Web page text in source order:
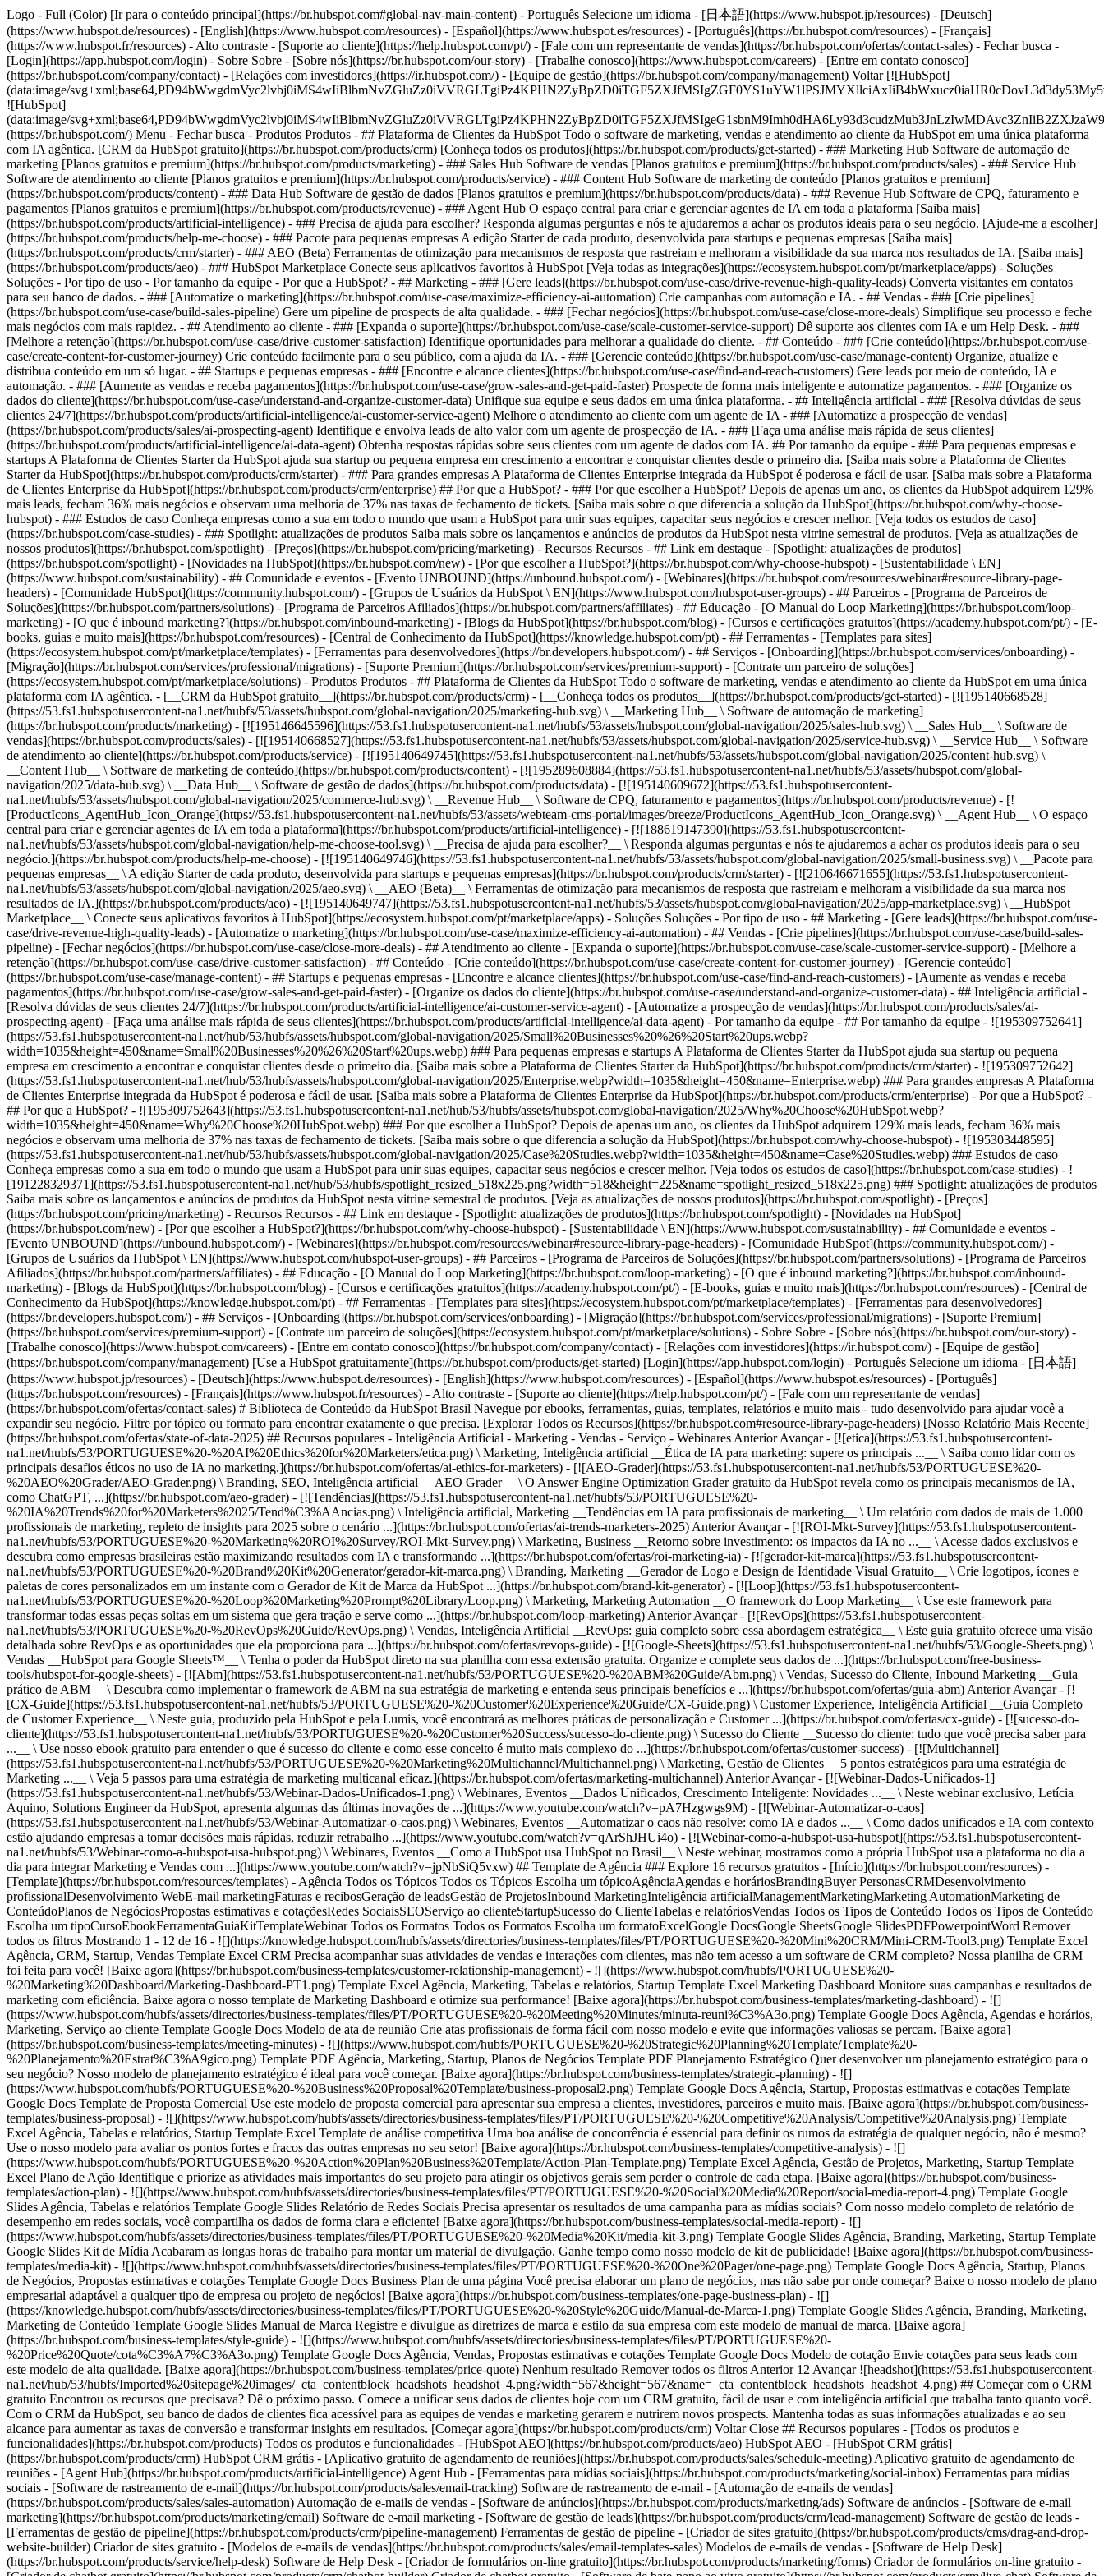
Logo - Full (Color) [Ir para o conteúdo principal](https://br.hubspot.com#global-nav-main-content) - Português Selecione um idioma - [日本語](https://www.hubspot.jp/resources) - [Deutsch]
(https://www.hubspot.de/resources) - [English](https://www.hubspot.com/resources) - [Español](https://www.hubspot.es/resources) - [Português](https://br.hubspot.com/resources) - [Français]
(https://www.hubspot.fr/resources) - Alto contraste - [Suporte ao cliente](https://help.hubspot.com/pt/) - [Fale com um representante de vendas](https://br.hubspot.com/ofertas/contact-sales) - Fechar busca -
[Login](https://app.hubspot.com/login) - Sobre Sobre - [Sobre nós](https://br.hubspot.com/our-story) - [Trabalhe conosco](https://www.hubspot.com/careers) - [Entre em contato conosco]
(https://br.hubspot.com/company/contact) - [Relações com investidores](https://ir.hubspot.com/) - [Equipe de gestão](https://br.hubspot.com/company/management) Voltar [![HubSpot]
(data:image/
![HubSpot]
(data:image/
(https://br.hubspot.com/) Menu - Fechar busca - Produtos Produtos - ## Plataforma de Clientes da HubSpot Todo o software de marketing, vendas e atendimento ao cliente da HubSpot em uma única plataforma
com IA agêntica. [CRM da HubSpot gratuito](https://br.hubspot.com/products/crm) [Conheça todos os produtos](https://br.hubspot.com/products/get-started) - ### Marketing Hub Software de automação de
marketing [Planos gratuitos e premium](https://br.hubspot.com/products/marketing) - ### Sales Hub Software de vendas [Planos gratuitos e premium](https://br.hubspot.com/products/sales) - ### Service Hub
Software de atendimento ao cliente [Planos gratuitos e premium](https://br.hubspot.com/products/service) - ### Content Hub Software de marketing de conteúdo [Planos gratuitos e premium]
(https://br.hubspot.com/products/content) - ### Data Hub Software de gestão de dados [Planos gratuitos e premium](https://br.hubspot.com/products/data) - ### Revenue Hub Software de CPQ, faturamento e
pagamentos [Planos gratuitos e premium](https://br.hubspot.com/products/revenue) - ### Agent Hub O espaço central para criar e gerenciar agentes de IA em toda a plataforma [Saiba mais]
(https://br.hubspot.com/products/artificial-intelligence) - ### Precisa de ajuda para escolher? Responda algumas perguntas e nós te ajudaremos a achar os produtos ideais para o seu negócio. [Ajude-me a escolher]
(https://br.hubspot.com/products/help-me-choose) - ### Pacote para pequenas empresas A edição Starter de cada produto, desenvolvida para startups e pequenas empresas [Saiba mais]
(https://br.hubspot.com/products/crm/starter) - ### AEO (Beta) Ferramentas de otimização para mecanismos de resposta que rastreiam e melhoram a visibilidade da sua marca nos resultados de IA. [Saiba mais]
(https://br.hubspot.com/products/aeo) - ### HubSpot Marketplace Conecte seus aplicativos favoritos à HubSpot [Veja todas as integrações](https://ecosystem.hubspot.com/pt/marketplace/apps) - Soluções
Soluções - Por tipo de uso - Por tamanho da equipe - Por que a HubSpot? - ## Marketing - ### [Gere leads](https://br.hubspot.com/use-case/drive-revenue-high-quality-leads) Converta visitantes em contatos
para seu banco de dados. - ### [Automatize o marketing](https://br.hubspot.com/use-case/maximize-efficiency-ai-automation) Crie campanhas com automação e IA. - ## Vendas - ### [Crie pipelines]
(https://br.hubspot.com/use-case/build-sales-pipeline) Gere um pipeline de prospects de alta qualidade. - ### [Fechar negócios](https://br.hubspot.com/use-case/close-more-deals) Simplifique seu processo e feche
mais negócios com mais rapidez. - ## Atendimento ao cliente - ### [Expanda o suporte](https://br.hubspot.com/use-case/scale-customer-service-support) Dê suporte aos clientes com IA e um Help Desk. - ###
[Melhore a retenção](https://br.hubspot.com/use-case/drive-customer-satisfaction) Identifique oportunidades para melhorar a qualidade do cliente. - ## Conteúdo - ### [Crie conteúdo](https://br.hubspot.com/use-
case/create-content-for-customer-journey) Crie conteúdo facilmente para o seu público, com a ajuda da IA. - ### [Gerencie conteúdo](https://br.hubspot.com/use-case/manage-content) Organize, atualize e
distribua conteúdo em um só lugar. - ## Startups e pequenas empresas - ### [Encontre e alcance clientes](https://br.hubspot.com/use-case/find-and-reach-customers) Gere leads por meio de conteúdo, IA e
automação. - ### [Aumente as vendas e receba pagamentos](https://br.hubspot.com/use-case/grow-sales-and-get-paid-faster) Prospecte de forma mais inteligente e automatize pagamentos. - ### [Organize os
dados do cliente](https://br.hubspot.com/use-case/understand-and-organize-customer-data) Unifique sua equipe e seus dados em uma única plataforma. - ## Inteligência artificial - ### [Resolva dúvidas de seus
clientes 24/7](https://br.hubspot.com/products/artificial-intelligence/ai-customer-service-agent) Melhore o atendimento ao cliente com um agente de IA - ### [Automatize a prospecção de vendas]
(https://br.hubspot.com/products/sales/ai-prospecting-agent) Identifique e envolva leads de alto valor com um agente de prospecção de IA. - ### [Faça uma análise mais rápida de seus clientes]
(https://br.hubspot.com/products/artificial-intelligence/ai-data-agent) Obtenha respostas rápidas sobre seus clientes com um agente de dados com IA. ## Por tamanho da equipe - ### Para pequenas empresas e
startups A Plataforma de Clientes Starter da HubSpot ajuda sua startup ou pequena empresa em crescimento a encontrar e conquistar clientes desde o primeiro dia. [Saiba mais sobre a Plataforma de Clientes
Starter da HubSpot](https://br.hubspot.com/products/crm/starter) - ### Para grandes empresas A Plataforma de Clientes Enterprise integrada da HubSpot é poderosa e fácil de usar. [Saiba mais sobre a Plataforma
de Clientes Enterprise da HubSpot](https://br.hubspot.com/products/crm/enterprise) ## Por que a HubSpot? - ### Por que escolher a HubSpot? Depois de apenas um ano, os clientes da HubSpot adquirem 129%
mais leads, fecham 36% mais negócios e observam uma melhoria de 37% nas taxas de fechamento de tickets. [Saiba mais sobre o que diferencia a solução da HubSpot](https://br.hubspot.com/why-choose-
hubspot) - ### Estudos de caso Conheça empresas como a sua em todo o mundo que usam a HubSpot para unir suas equipes, capacitar seus negócios e crescer melhor. [Veja todos os estudos de caso]
(https://br.hubspot.com/case-studies) - ### Spotlight: atualizações de produtos Saiba mais sobre os lançamentos e anúncios de produtos da HubSpot nesta vitrine semestral de produtos. [Veja as atualizações de
nossos produtos](https://br.hubspot.com/spotlight) - [Preços](https://br.hubspot.com/pricing/marketing) - Recursos Recursos - ## Link em destaque - [Spotlight: atualizações de produtos]
(https://br.hubspot.com/spotlight) - [Novidades na HubSpot](https://br.hubspot.com/new) - [Por que escolher a HubSpot?](https://br.hubspot.com/why-choose-hubspot) - [Sustentabilidade \ EN]
(https://www.hubspot.com/sustainability) - ## Comunidade e eventos - [Evento UNBOUND](https://unbound.hubspot.com/) - [Webinares](https://br.hubspot.com/resources/webinar#resource-library-page-
headers) - [Comunidade HubSpot](https://community.hubspot.com/) - [Grupos de Usuários da HubSpot \ EN](https://www.hubspot.com/hubspot-user-groups) - ## Parceiros - [Programa de Parceiros de
Soluções](https://br.hubspot.com/partners/solutions) - [Programa de Parceiros Afiliados](https://br.hubspot.com/partners/affiliates) - ## Educação - [O Manual do Loop Marketing](https://br.hubspot.com/loop-
marketing) - [O que é inbound marketing?](https://br.hubspot.com/inbound-marketing) - [Blogs da HubSpot](https://br.hubspot.com/blog) - [Cursos e certificações gratuitos](https://academy.hubspot.com/pt/) - [E-
books, guias e muito mais](https://br.hubspot.com/resources) - [Central de Conhecimento da HubSpot](https://knowledge.hubspot.com/pt) - ## Ferramentas - [Templates para sites]
(https://ecosystem.hubspot.com/pt/marketplace/templates) - [Ferramentas para desenvolvedores](https://br.developers.hubspot.com/) - ## Serviços - [Onboarding](https://br.hubspot.com/services/onboarding) -
[Migração](https://br.hubspot.com/services/professional/migrations) - [Suporte Premium](https://br.hubspot.com/services/premium-support) - [Contrate um parceiro de soluções]
(https://ecosystem.hubspot.com/pt/marketplace/solutions) - Produtos Produtos - ## Plataforma de Clientes da HubSpot Todo o software de marketing, vendas e atendimento ao cliente da HubSpot em uma única plataforma com IA agêntica. - [__CRM da HubSpot gratuito__](https://br.hubspot.com/products/crm) - [__Conheça todos os produtos__](https://br.hubspot.com/products/get-started) - [![195140668528](https://53.fs1.hubspotusercontent-na1.net/hubfs/53/assets/hubspot.com/global-navigation/2025/marketing-hub.svg) \ __Marketing Hub__ \ Software de automação de marketing](https://br.hubspot.com/products/marketing) - [![195146645596](https://53.fs1.hubspotusercontent-na1.net/hubfs/53/assets/hubspot.com/global-navigation/2025/sales-hub.svg) \ __Sales Hub__ \ Software de vendas](https://br.hubspot.com/products/sales) - [![195140668527](https://53.fs1.hubspotusercontent-na1.net/hubfs/53/assets/hubspot.com/global-navigation/2025/service-hub.svg) \ __Service Hub__ \ Software de atendimento ao cliente](https://br.hubspot.com/products/service) - [![195140649745](https://53.fs1.hubspotusercontent-na1.net/hubfs/53/assets/hubspot.com/global-navigation/2025/content-hub.svg) \ __Content Hub__ \ Software de marketing de conteúdo](https://br.hubspot.com/products/content) - [![195289608884](https://53.fs1.hubspotusercontent-na1.net/hubfs/53/assets/hubspot.com/global-navigation/2025/data-hub.svg) \ __Data Hub__ \ Software de gestão de dados](https://br.hubspot.com/products/data) - [![195140609672](https://53.fs1.hubspotusercontent-na1.net/hubfs/53/assets/hubspot.com/global-navigation/2025/commerce-hub.svg) \ __Revenue Hub__ \ Software de CPQ, faturamento e pagamentos](https://br.hubspot.com/products/revenue) - [![ProductIcons_AgentHub_Icon_Orange](https://53.fs1.hubspotusercontent-na1.net/hubfs/53/assets/webteam-cms-portal/images/breeze/ProductIcons_AgentHub_Icon_Orange.svg) \ __Agent Hub__ \ O espaço central para criar e gerenciar agentes de IA em toda a plataforma](https://br.hubspot.com/products/artificial-intelligence) - [![188619147390](https://53.fs1.hubspotusercontent-na1.net/hubfs/53/assets/hubspot.com/global-navigation/help-me-choose-tool.svg) \ __Precisa de ajuda para escolher?__ \ Responda algumas perguntas e nós te ajudaremos a achar os produtos ideais para o seu negócio.](https://br.hubspot.com/products/help-me-choose) - [![195140649746](https://53.fs1.hubspotusercontent-na1.net/hubfs/53/assets/hubspot.com/global-navigation/2025/small-business.svg) \ __Pacote para pequenas empresas__ \ A edição Starter de cada produto, desenvolvida para startups e pequenas empresas](https://br.hubspot.com/products/crm/starter) - [![210646671655](https://53.fs1.hubspotusercontent-na1.net/hubfs/53/assets/hubspot.com/global-navigation/2025/aeo.svg) \ __AEO (Beta)__ \ Ferramentas de otimização para mecanismos de resposta que rastreiam e melhoram a visibilidade da sua marca nos resultados de IA.](https://br.hubspot.com/products/aeo) - [![195140649747](https://53.fs1.hubspotusercontent-na1.net/hubfs/53/assets/hubspot.com/global-navigation/2025/app-marketplace.svg) \ __HubSpot Marketplace__ \ Conecte seus aplicativos favoritos à HubSpot](https://ecosystem.hubspot.com/pt/marketplace/apps) - Soluções Soluções - Por tipo de uso - ## Marketing - [Gere leads](https://br.hubspot.com/use-case/drive-revenue-high-quality-leads) - [Automatize o marketing](https://br.hubspot.com/use-case/maximize-efficiency-ai-automation) - ## Vendas - [Crie pipelines](https://br.hubspot.com/use-case/build-sales-pipeline) - [Fechar negócios](https://br.hubspot.com/use-case/close-more-deals) - ## Atendimento ao cliente - [Expanda o suporte](https://br.hubspot.com/use-case/scale-customer-service-support) - [Melhore a retenção](https://br.hubspot.com/use-case/drive-customer-satisfaction) - ## Conteúdo - [Crie conteúdo](https://br.hubspot.com/use-case/create-content-for-customer-journey) - [Gerencie conteúdo](https://br.hubspot.com/use-case/manage-content) - ## Startups e pequenas empresas - [Encontre e alcance clientes](https://br.hubspot.com/use-case/find-and-reach-customers) - [Aumente as vendas e receba pagamentos](https://br.hubspot.com/use-case/grow-sales-and-get-paid-faster) - [Organize os dados do cliente](https://br.hubspot.com/use-case/understand-and-organize-customer-data) - ## Inteligência artificial - [Resolva dúvidas de seus clientes 24/7](https://br.hubspot.com/products/artificial-intelligence/ai-customer-service-agent) - [Automatize a prospecção de vendas](https://br.hubspot.com/products/sales/ai-prospecting-agent) - [Faça uma análise mais rápida de seus clientes](https://br.hubspot.com/products/artificial-intelligence/ai-data-agent) - Por tamanho da equipe - ## Por tamanho da equipe - ![195309752641](https://53.fs1.hubspotusercontent-na1.net/hub/53/hubfs/assets/hubspot.com/global-navigation/2025/Small%20Businesses%20%26%20Start%20ups.webp?width=1035&height=450&name=Small%20Businesses%20%26%20Start%20ups.webp) ### Para pequenas empresas e startups A Plataforma de Clientes Starter da HubSpot ajuda sua startup ou pequena empresa em crescimento a encontrar e conquistar clientes desde o primeiro dia. [Saiba mais sobre a Plataforma de Clientes Starter da HubSpot](https://br.hubspot.com/products/crm/starter) - ![195309752642](https://53.fs1.hubspotusercontent-na1.net/hub/53/hubfs/assets/hubspot.com/global-navigation/2025/Enterprise.webp?width=1035&height=450&name=Enterprise.webp) ### Para grandes empresas A Plataforma de Clientes Enterprise integrada da HubSpot é poderosa e fácil de usar. [Saiba mais sobre a Plataforma de Clientes Enterprise da HubSpot](https://br.hubspot.com/products/crm/enterprise) - Por que a HubSpot? - ## Por que a HubSpot? - ![195309752643](https://53.fs1.hubspotusercontent-na1.net/hub/53/hubfs/assets/hubspot.com/global-navigation/2025/Why%20Choose%20HubSpot.webp?width=1035&height=450&name=Why%20Choose%20HubSpot.webp) ### Por que escolher a HubSpot? Depois de apenas um ano, os clientes da HubSpot adquirem 129% mais leads, fecham 36% mais negócios e observam uma melhoria de 37% nas taxas de fechamento de tickets. [Saiba mais sobre o que diferencia a solução da HubSpot](https://br.hubspot.com/why-choose-hubspot) - ![195303448595](https://53.fs1.hubspotusercontent-na1.net/hub/53/hubfs/assets/hubspot.com/global-navigation/2025/Case%20Studies.webp?width=1035&height=450&name=Case%20Studies.webp) ### Estudos de caso Conheça empresas como a sua em todo o mundo que usam a HubSpot para unir suas equipes, capacitar seus negócios e crescer melhor. [Veja todos os estudos de caso](https://br.hubspot.com/case-studies) - ![191228329371](https://53.fs1.hubspotusercontent-na1.net/hub/53/hubfs/spotlight_resized_518x225.png?width=518&height=225&name=spotlight_resized_518x225.png) ### Spotlight: atualizações de produtos Saiba mais sobre os lançamentos e anúncios de produtos da HubSpot nesta vitrine semestral de produtos. [Veja as atualizações de nossos produtos](https://br.hubspot.com/spotlight) - [Preços](https://br.hubspot.com/pricing/marketing) - Recursos Recursos - ## Link em destaque - [Spotlight: atualizações de produtos](https://br.hubspot.com/spotlight) - [Novidades na HubSpot](https://br.hubspot.com/new) - [Por que escolher a HubSpot?](https://br.hubspot.com/why-choose-hubspot) - [Sustentabilidade \ EN](https://www.hubspot.com/sustainability) - ## Comunidade e eventos - [Evento UNBOUND](https://unbound.hubspot.com/) - [Webinares](https://br.hubspot.com/resources/webinar#resource-library-page-headers) - [Comunidade HubSpot](https://community.hubspot.com/) - [Grupos de Usuários da HubSpot \ EN](https://www.hubspot.com/hubspot-user-groups) - ## Parceiros - [Programa de Parceiros de Soluções](https://br.hubspot.com/partners/solutions) - [Programa de Parceiros Afiliados](https://br.hubspot.com/partners/affiliates) - ## Educação - [O Manual do Loop Marketing](https://br.hubspot.com/loop-marketing) - [O que é inbound marketing?](https://br.hubspot.com/inbound-marketing) - [Blogs da HubSpot](https://br.hubspot.com/blog) - [Cursos e certificações gratuitos](https://academy.hubspot.com/pt/) - [E-books, guias e muito mais](https://br.hubspot.com/resources) - [Central de Conhecimento da HubSpot](https://knowledge.hubspot.com/pt) - ## Ferramentas - [Templates para sites](https://ecosystem.hubspot.com/pt/marketplace/templates) - [Ferramentas para desenvolvedores](https://br.developers.hubspot.com/) - ## Serviços - [Onboarding](https://br.hubspot.com/services/onboarding) - [Migração](https://br.hubspot.com/services/professional/migrations) - [Suporte Premium](https://br.hubspot.com/services/premium-support) - [Contrate um parceiro de soluções](https://ecosystem.hubspot.com/pt/marketplace/solutions) - Sobre Sobre - [Sobre nós](https://br.hubspot.com/our-story) - [Trabalhe conosco](https://www.hubspot.com/careers) - [Entre em contato conosco](https://br.hubspot.com/company/contact) - [Relações com investidores](https://ir.hubspot.com/) - [Equipe de gestão](https://br.hubspot.com/company/management) [Use a HubSpot gratuitamente](https://br.hubspot.com/products/get-started) [Login](https://app.hubspot.com/login) - Português Selecion
Anterior Avançar - [![ROI-Mkt-Survey](https://53.fs1.hubspotusercontent-
na1.net/hubfs/53/PORTUGUESE%20-%20Marketing%20ROI%20Survey/ROI-Mkt-Survey.png) \ Marketing, Business __Retorno sobre investimento: os impactos da IA no ...__ \ Acesse dados exclusivos e
descubra como empresas brasileiras estão maximizando resultados com IA e transformando ...](https://br.hubspot.com/ofertas/roi-marketing-ia) - [![gerador-kit-marca](https://53.fs1.hubspotusercontent-
na1.net/hubfs/53/PORTUGUESE%20-%20Brand%20Kit%20Generator/gerador-kit-marca.png) \ Branding, Marketing __Gerador de Logo e Design de Identidade Visual Gratuito__ \ Crie logotipos, ícones e
paletas de cores personalizados em um instante com o Gerador de Kit de Marca da HubSpot ...](https://br.hubspot.com/brand-kit-generator) - [![Loop](https://53.fs1.hubspotusercontent-
na1.net/hubfs/53/PORTUGUESE%20-%20Loop%20Marketing%20Prompt%20Library/Loop.png) \ Marketing, Marketing Automation __O framework do Loop Marketing__ \ Use este framework para
transformar todas essas peças soltas em um sistema que gera tração e serve como ...](https://br.hubspot.com/loop-marketing) Anterior Avançar - [![RevOps](https://53.fs1.hubspotusercontent-
na1.net/hubfs/53/PORTUGUESE%20-%20RevOps%20Guide/RevOps.png) \ Vendas, Inteligência Artificial __RevOps: guia completo sobre essa abordagem estratégica__ \ Este guia gratuito oferece uma visão
detalhada sobre RevOps e as oportunidades que ela proporciona para ...](https://br.hubspot.com/ofertas/revops-guide) - [![Google-Sheets](https://53.fs1.hubspotusercontent-na1.net/hubfs/53/Google-Sheets.png) \
Vendas __HubSpot para Google Sheets™__ \ Tenha o poder da HubSpot direto na sua planilha com essa extensão gratuita. Organize e complete seus dados de ...](https://br.hubspot.com/free-business-
tools/hubspot-for-google-sheets) - [![Abm](https://53.fs1.hubspotusercontent-na1.net/hubfs/53/PORTUGUESE%20-%20ABM%20Guide/Abm.png) \ Vendas, Sucesso do Cliente, Inbound Marketing __Guia
prático de ABM__ \ Descubra como implementar o framework de ABM na sua estratégia de marketing e entenda seus principais benefícios e ...](https://br.hubspot.com/ofertas/guia-abm) Anterior Avançar - [!
[CX-Guide](https://53.fs1.hubspotusercontent-na1.net/hubfs/53/PORTUGUESE%20-%20Customer%20Experience%20Guide/CX-Guide.png) \ Customer Experience, Inteligência Artificial __Guia Completo
de Customer Experience__ \ Neste guia, produzido pela HubSpot e pela Lumis, você encontrará as melhores práticas de personalização e Customer ...](https://br.hubspot.com/ofertas/cx-guide) - [![sucesso-do-
cliente](https://53.fs1.hubspotusercontent-na1.net/hubfs/53/PORTUGUESE%20-%20Customer%20Success/sucesso-do-cliente.png) \ Sucesso do Cliente __Sucesso do cliente: tudo que você precisa saber para
...__ \ Use nosso ebook gratuito para entender o que é sucesso do cliente e como esse conceito é muito mais complexo do ...](https://br.hubspot.com/ofertas/customer-success) - [![Multichannel]
(https://53.fs1.hubspotusercontent-na1.net/hubfs/53/PORTUGUESE%20-%20Marketing%20Multichannel/Multichannel.png) \ Marketing, Gestão de Clientes __5 pontos estratégicos para uma estratégia de
Marketing ...__ \ Veja 5 passos para uma estratégia de marketing multicanal eficaz.](https://br.hubspot.com/ofertas/marketing-multichannel) Anterior Avançar - [![Webinar-Dados-Unificados-1]
(https://53.fs1.hubspotusercontent-na1.net/hubfs/53/Webinar-Dados-Unificados-1.png) \ Webinares, Eventos __Dados Unificados, Crescimento Inteligente: Novidades ...__ \ Neste webinar exclusivo, Letícia
Aquino, Solutions Engineer da HubSpot, apresenta algumas das últimas inovações de ...](https://www.youtube.com/watch?v=pA7Hzgwgs9M) - [![Webinar-Automatizar-o-caos]
(https://53.fs1.hubspotusercontent-na1.net/hubfs/53/Webinar-Automatizar-o-caos.png) \ Webinares, Eventos __Automatizar o caos não resolve: como IA e dados ...__ \ Como dados unificados e IA com contexto
estão ajudando empresas a tomar decisões mais rápidas, reduzir retrabalho ...](https://www.youtube.com/watch?v=qArShJHUi4o) - [![Webinar-como-a-hubspot-usa-hubspot](https://53.fs1.hubspotusercontent-
na1.net/hubfs/53/Webinar-como-a-hubspot-usa-hubspot.png) \ Webinares, Eventos __Como a HubSpot usa HubSpot no Brasil__ \ Neste webinar, mostramos como a própria HubSpot usa a plataforma no dia a
dia para integrar Marketing e Vendas com ...](https://www.youtube.com/watch?v=jpNbSiQ5vxw) ## Template de Agência ### Explore 16 recursos gratuitos - [Início](https://br.hubspot.com/resources) - [Template](https://br.hubspot.com/resources/templates) - Agência Todos os Tópicos Todos os Tópicos Escolha um tópicoAgênciaAgendas e horáriosBrandingBuyer PersonasCRMDesenvolvimento profissionalDesenvolvimento WebE-mail marketingFaturas e recibosGeração de leadsGestão de ProjetosInbound MarketingInteligência artificialManagementMarketingMarketing AutomationMarketing de ConteúdoPlanos de NegóciosPropostas estimativas e cotaçõesRedes SociaisSEOServiço ao clienteStartupSucesso do ClienteTabelas e relatóriosVendas Todos os Tipos de Conteúdo Todos os Tipos de Conteúdo Escolha um tipoCursoEbookFerramentaGuiaKitTemplateWebinar Todos os Formatos Todos os Formatos Escolha um formatoExcelGoogle DocsGoogle SheetsGoogle SlidesPDFPowerpointWord Remover todos os filtros Mostrando 1 - 12 de 16 - ![](https://knowledge.hubspot.com/hubfs/assets/directories/business-templates/files/PT/PORTUGUESE%20-%20Mini%20CRM/Mini-CRM-Tool3.png) Template Excel Agência, CRM, Startup, Vendas Template Excel CRM Precisa acompanhar suas atividades de vendas e interações com clientes, mas não tem acesso a um software de CRM completo? Nossa planilha de CRM foi feita para você! [Baixe agora](https://br.hubspot.com/business-templates/customer-relationship-management) - ![](https://www.hubspot.com/hubfs/PORTUGUESE%20-%20Marketing%20Dashboard/Marketing-Dashboard-PT1.png) Template Excel Agência, Marketing, Tabelas e relatórios, Startup Template Excel Marketing Dashboard Monitore suas campanhas e resultados de marketing com eficiência. Baixe agora o nosso template de Marketing Dashboard e otimize sua performance! [Baixe agora](https://br.hubspot.com/business-templates/marketing-dashboard) - ![](https://www.hubspot.com/hubfs/assets/directories/business-templates/files/PT/PORTUGUESE%20-%20Meeting%20Minutes/minuta-reuni%C3%A3o.png) Template Google Docs Agência, Agendas e horários, Marketing, Serviço ao cliente Template Google Docs Modelo de ata de reunião Crie atas profissionais de forma fácil com nosso modelo e evite que informações valiosas se percam. [Baixe agora](https://br.hubspot.com/business-templates/meeting-minutes) - ![](https://www.hubspot.com/hubfs/PORTUGUESE%20-%20Strategic%20Planning%20Template/Template%20-%20Planejamento%20Estrat%C3%A9gico.png) Template PDF Agência, Marketing, Startup, Planos de Negócios Template PDF Planejamento Estratégico Quer desenvolver um planejamento estratégico para o seu negócio? Nosso modelo de planejamento estratégico é ideal para você começar. [Baixe agora](https://br.hubspot.com/business-templates/strategic-planning) - ![](https://www.hubspot.com/hubfs/PORTUGUESE%20-%20Business%20Proposal%20Template/business-proposal2.png) Template Google Docs Agência, Startup, Propostas estimativas e cotações Template Google Docs Template de Proposta Comercial Use este modelo de proposta comercial para apresentar sua empresa a clientes, investidores, parceiros e muito mais. [Baixe agora](https://br.hubspot.com/business-templates/business-proposal) - ![](https://www.hubspot.com/hubfs/assets/directories/business-templates/files/PT/PORTUGUESE%20-%20Competitive%20Analysis/Competitive%20Analysis.png) Template Excel Agência, Tabelas e relatórios, Startup Template Excel Template de análise competitiva Uma boa análise de concorrência é essencial para definir os rumos da estratégia de qualquer negócio, não é mesmo? Use o nosso modelo para avaliar os pontos fortes e fracos das outras empresas no seu setor! [Baixe agora](https://br.hubspot.com/business-templates/competitive-analysis) - ![](https://www.hubspot.com/hubfs/PORTUGUESE%20-%20Action%20Plan%20Business%20Template/Action-Plan-Template.png) Template Excel Agência, Gestão de Projetos, Marketing, Startup Template Excel Plano de Ação Identifique e priorize as atividades mais importantes do seu projeto para atingir os objetivos gerais sem perder o controle de cada etapa. [Baixe agora](https://br.hubspot.com/business-templates/action-plan) - ![](https://www.hubspot.com/hubfs/assets/directories/business-templates/files/PT/PORTUGUESE%20-%20Social%20Media%20Report/social-media-report-4.png) Template Google Slides Agência, Tabelas e relatórios Template Google Slides Relatório de Redes Sociais Precisa apresentar os resultados de uma campanha para as mídias sociais? Com nosso modelo completo de relatório de desempenho em redes sociais, você compartilha os dados de forma clara e eficiente! [Baixe agora](https://br.hubspot.com/business-templates/social-media-report) - ![](https://www.hubspot.com/hubfs/assets/directories/business-templates/files/PT/PORTUGUESE%20-%20Media%20Kit/media-kit-3.png) Template Google Slides Agência, Branding, Marketing, Startup Template Google Slides Kit de Mídia Acabaram as longas horas de trabalho para montar um material de divulgação. Ganhe tempo como nosso modelo de kit de publicidade! [Baixe agora](https://br.hubspot.com/business-templates/media-kit) - ![](https://www.hubspot.com/hubfs/assets/directories/business-templates/files/PT/PORTUGUESE%20-%20One%20Pager/one-page.png) Template Google Docs Agência, Startup, Planos de Negócios, Propostas estimativas e cotações Template Google Docs Business Plan de uma página Você precisa elaborar um plano de negócios, mas não sabe por onde começar? Baixe o nosso modelo de plano empresarial adaptável a qualquer tipo de empresa ou projeto de negócios! [Baixe agora](https://br.hubspot.com/business-templates/one-page-business-plan) - ![](https://knowledge.hubspot.com/hubfs/assets/directories/business-templates/files/PT/PORTUGUESE%20-%20Style%20Guide/Manual-de-Marca-1.png) Template Google Slides Agência, Branding, Marketing, Marketing de Conteúdo Template Google Slides Manual de Marca Registre e divulgue as diretrizes de marca e estilo da sua empresa com este modelo de manual de marca. [Baixe agora](https://br.hubspot.com/business-templates/style-guide) - ![](https://www.hubspot.com/hubfs/assets/directories/business-templates/files/PT/PORTUGUESE%20-%20Price%20Quote/cota%C3%A7%C3%A3o.png) Template Google Docs Agência, Vendas, Propostas estimativas e cotações Template Google Docs Modelo de cotação Envie cotações para seus leads com este modelo de alta qualidade. [Baixe agora](https://br.hubspot.com/business-templates/price-quote) Nenhum resultado Remover todos os filtros Anterior 12 Avançar ![headshot](https://53.fs1.hubspotusercontent-na1.net/hub/53/hubfs/Imported%20sitepage%20images/_cta_contentblock_headshots_headshot_4.png?width=567&height=567&name=_cta_contentblock_headshots_headshot_4.png) ## Começar com o CRM gratuito Encontrou os recursos que precisava? Dê o próximo passo. Comece a unificar seus dados de clientes hoje com um CRM gratuito, fácil de usar e com inteligência artificial que trabalha tanto quanto você. Com o CRM da HubSpot, seu banco de dados de clientes fica acessível para as equipes de vendas e marketing gerarem e nutrirem novos prospects. Mantenha todas as suas informações atualizadas e ao seu alcance para aumentar as taxas de conversão e transformar insights em resultados. [Começar agora](https://br.hubspot.com/products/crm) Voltar Close ## Recursos populares - [Todos os produtos e funcionalidades](https://br.hubspot.com/products) Todos os produtos e funcionalidades - [HubSpot AEO](https://br.hubspot.com/products/aeo) HubSpot AEO - [HubSpot CRM grátis](https://br.hubspot.com/products/crm) HubSpot CRM grátis - [Aplicativo gratuito de agendamento de reuniões](https://br.hubspot.com/products/sales/schedule-meeting) Aplicativo gratuito de agendamento de reuniões - [Agent Hub](https://br.hubspot.com/products/artificial-intelligence) Agent Hub - [Ferramentas para mídias sociais](https://br.hubspot.com/products/marketing/social-inbox) Ferramentas para mídias sociais - [Software de rastreamento de e-mail](https://br.hubspot.com/products/sales/email-tracking) Software de rastreamento de e-mail - [Automação de e-mails de vendas](https://br.hubspot.com/products/sales/sales-automation) Automação de e-mails de vendas - [Software de anúncios](https://br.hubspot.com/products/marketing/ads) Software de anúncios - [Software de e-mail marketing](https://br.hubspot.com/products/marketing/email) Software de e-mail marketing - [Software de gestão de leads](https://br.hubspot.com/products/crm/lead-management) Software de gestão de leads - [Ferramentas de gestão de pipeline](https://br.hubspot.com/products/crm/pipeline-management) Ferramentas de gestão de pipeline - [Criador de sites gratuito](https://br.hubspot.com/products/cms/drag-and-drop-website-builder) Criador de sites gratuito - [Modelos de e-mails de vendas](https://br.hubspot.com/products/sales/email-templates-sales) Modelos de e-mails de vendas - [Software de Help Desk](https://br.hubspot.com/products/service/help-desk) Software de Help Desk - [Criador de formulários on-line gratuito](https://br.hubspot.com/products/marketing/forms) Criador de formulários on-line gratuito - [Criador de chatbot gratuito](https://br.hubspot.com/products/crm/chatbot-builder) Criador de chatbot gratuito - [Software de bate-papo ao vivo gratuito](https://br.hubspot.com/products/crm/live-chat) Software de bate-papo ao vivo gratuito - [Análise de marketing](https://br.hubspot.com/products/marketing/analytics) Análise de marketing - [Criador de landing pages gratuito](https://br.hubspot.com/products/marketing/landing-pages) Criador de landing pages gratuito - [Hospedagem de sites gratuita](https://br.hubspot.com/products/cms/web-hosting) Hospedagem de sites gr